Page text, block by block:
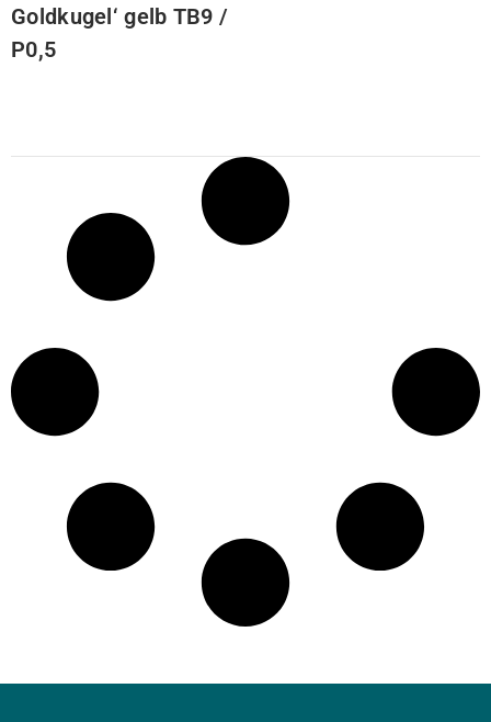
Goldkugel‘ gelb TB9 /
P0,5